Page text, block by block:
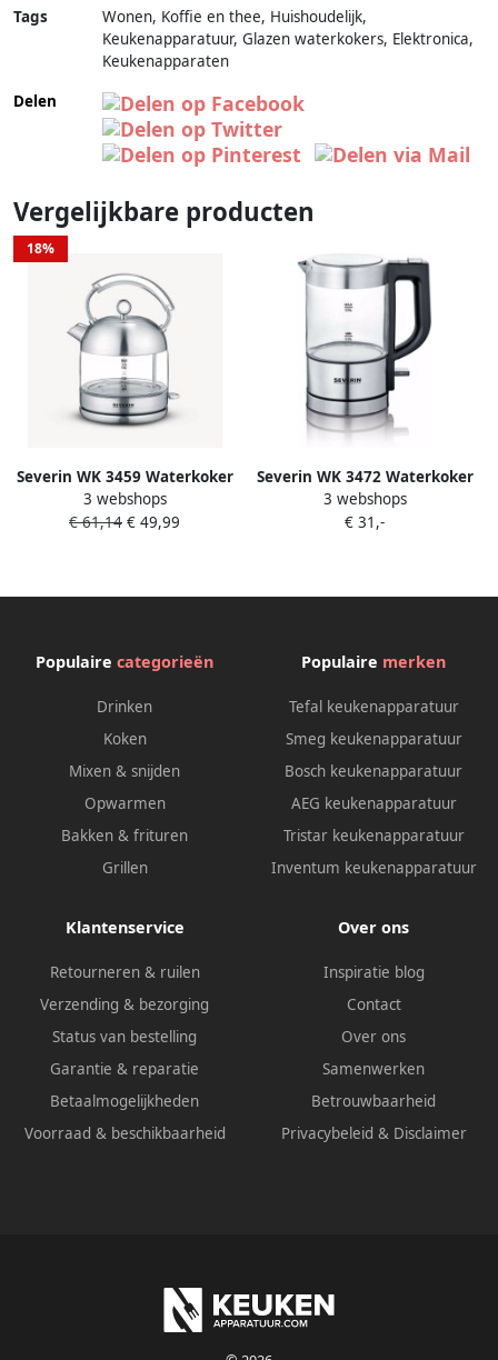
Tags
Wonen, Koffie en thee, Huishoudelijk,
Keukenapparatuur, Glazen waterkokers, Elektronica,
Keukenapparaten
Delen
Vergelijkbare producten
18%
Severin WK 3459 Waterkoker
Transparant
3 webshops
€ 61,14 € 49,99
Severin WK 3472 Waterkoker
Electrisch Glazen kan 0.5l
zilver zwart
3 webshops
€ 31,-
Populaire categorieën
Drinken
Koken
Mixen & snijden
Opwarmen
Bakken & frituren
Grillen
Populaire merken
Tefal keukenapparatuur
Smeg keukenapparatuur
Bosch keukenapparatuur
AEG keukenapparatuur
Tristar keukenapparatuur
Inventum keukenapparatuur
Klantenservice
Retourneren & ruilen
Verzending & bezorging
Status van bestelling
Garantie & reparatie
Betaalmogelijkheden
Voorraad & beschikbaarheid
Over ons
Inspiratie blog
Contact
Over ons
Samenwerken
Betrouwbaarheid
Privacybeleid & Disclaimer